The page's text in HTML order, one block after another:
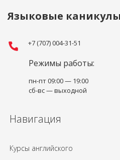
Языковые
+7 (707) 004-31-51
Режимы работы:
пн-пт 09:00 — 19:00
сб-вс — выходной
Навигация
Курсы английского